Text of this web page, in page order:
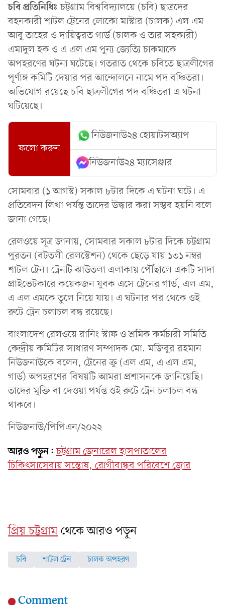
চবিপ্রতিনিধিঃ চট্টগ্রাম বিশ্ববিদ্যালয়ে (চবি) ছাত্রদের
বহনকারী শাটল ট্রেনের লোকো মাস্টার (চালক) এল এম
আবু তাহের ও দায়িত্বরত গার্ড (চালক ও তার সহকারী)
এমাদুল হক ও এ এল এম পুন্য জ্যেত্যি চাকমাকে
অপহরণের ঘটনা ঘটেছে। গতরাত থেকে চবিতে ছাত্রলীগের
পূর্ণাঙ্গ কমিটি দেয়ার পর আন্দোলনে নামে পদ বঞ্চিতরা।
অভিযোগ রয়েছে চবি ছাত্রলীগের পদ বঞ্চিতরা এ ঘটনা
ঘটিয়েছে।
ফলো করুন
নিউজনাউ২৪ হোয়াটসঅ্যাপ
নিউজনাউ২৪ ম্যাসেঞ্জার
সোমবার (১ আগস্ট) সকাল ৮টার দিকে এ ঘটনা ঘটে। এ
প্রতিবেদন লিখা পর্যন্ত তাদের উদ্ধার করা সম্ভব হয়নি বলে
জানা গেছে।
রেলওয়ে সূত্র জানায়, সোমবার সকাল ৮টার দিকে চট্টগ্রাম
পুরতন (বটতলী রেলস্টেশন) থেকে ছেড়ে যায় ১৩১ নম্বর
শাটল ট্রেন। ট্রেনটি ঝাউতলা এলাকায় পৌঁছালে একটি সাদা
প্রাইভেটকারে কয়েকজন যুবক এসে ট্রেনের গার্ড, এল এম,
এ এল এমকে তুলে নিয়ে যায়। এ ঘটনার পর থেকে ওই
রুটে ট্রেন চলাচল বন্ধ রয়েছে।
বাংলাদেশ রেলওয়ে রানিং স্টাফ ও শ্রমিক কর্মচারী সমিতি
কেন্দ্রীয় কমিটির সাধারণ সম্পাদক মো. মজিবুর রহমান
নিউজনাউকে বলেন, ট্রেনের ক্রু (এল এম, এ এল এম,
গার্ড) অপহরণের বিষয়টি আমরা প্রশাসনকে জানিয়েছি।
তাদের মুক্তি বা দেওয়া পর্যন্ত ওই রুটে ট্রেন চলাচল বন্ধ
থাকবে।
নিউজনাউ/পিপিএন/২০২২
আরও পড়ুন: চট্টগ্রাম জেনারেল হাসপাতালের
চিকিৎসাসেবায় সন্তোষ, রোগীবান্ধব পরিবেশে জোর
প্রিয় চট্টগ্রামথেকে আরও পড়ুন
চবি শাটল ট্রেন চালক অপহরণ
Comment